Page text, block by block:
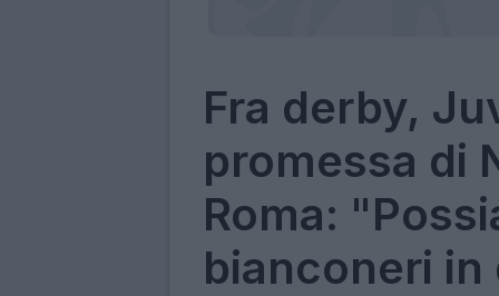
Fra derby,
promessa di
Roma:
bianconeri